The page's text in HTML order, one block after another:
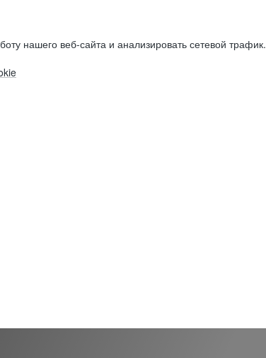
нашего веб-сайта и анализировать сетевой трафик.